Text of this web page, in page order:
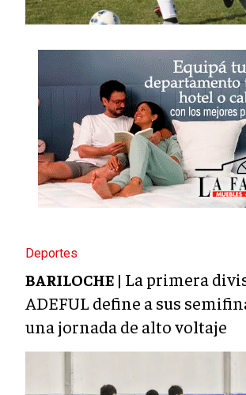
Deportes
BARILOCHE | La primera
ADEFUL define a sus
una jornada de alto voltaje